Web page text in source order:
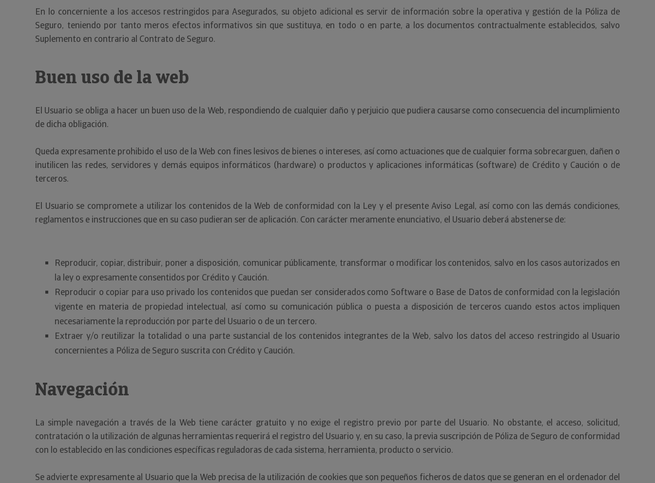
En lo concerniente a los accesos restringidos para Asegurados, su objeto adicional es servir de información sobre la operativa y gestión de la Póliza de
Seguro, teniendo por tanto meros efectos informativos sin que sustituya, en todo o en parte, a los documentos contractualmente establecidos, salvo
Suplemento en contrario al Contrato de Seguro.
Buen uso de la web
El Usuario se obliga a hacer un buen uso de la Web, respondiendo de cualquier daño y perjuicio que pudiera causarse como consecuencia del incumplimiento
de dicha obligación.
Queda expresamente prohibido el uso de la Web con fines lesivos de bienes o intereses, así como actuaciones que de cualquier forma sobrecarguen, dañen o
inutilicen las redes, servidores y demás equipos informáticos (hardware) o productos y aplicaciones informáticas (software) de Crédito y Caución o de
terceros.
El Usuario se compromete a utilizar los contenidos de la Web de conformidad con la Ley y el presente Aviso Legal, así como con las demás condiciones,
reglamentos e instrucciones que en su caso pudieran ser de aplicación. Con carácter meramente enunciativo, el Usuario deberá abstenerse de:
Reproducir, copiar, distribuir, poner a disposición, comunicar públicamente, transformar o modificar los contenidos, salvo en los casos autorizados en
la ley o expresamente consentidos por Crédito y Caución.
Reproducir o copiar para uso privado los contenidos que puedan ser considerados como Software o Base de Datos de conformidad con la legislación
vigente en materia de propiedad intelectual, así como su comunicación pública o puesta a disposición de terceros cuando estos actos impliquen
necesariamente la reproducción por parte del Usuario o de un tercero.
Extraer y/o reutilizar la totalidad o una parte sustancial de los contenidos integrantes de la Web, salvo los datos del acceso restringido al Usuario
concernientes a Póliza de Seguro suscrita con Crédito y Caución.
Navegación
La simple navegación a través de la Web tiene carácter gratuito y no exige el registro previo por parte del Usuario. No obstante, el acceso, solicitud,
contratación o la utilización de algunas herramientas requerirá el registro del Usuario y, en su caso, la previa suscripción de Póliza de Seguro de conformidad
con lo establecido en las condiciones específicas reguladoras de cada sistema, herramienta, producto o servicio.
Se advierte expresamente al Usuario que la Web precisa de la utilización de cookies que son pequeños ficheros de datos que se generan en el ordenador del